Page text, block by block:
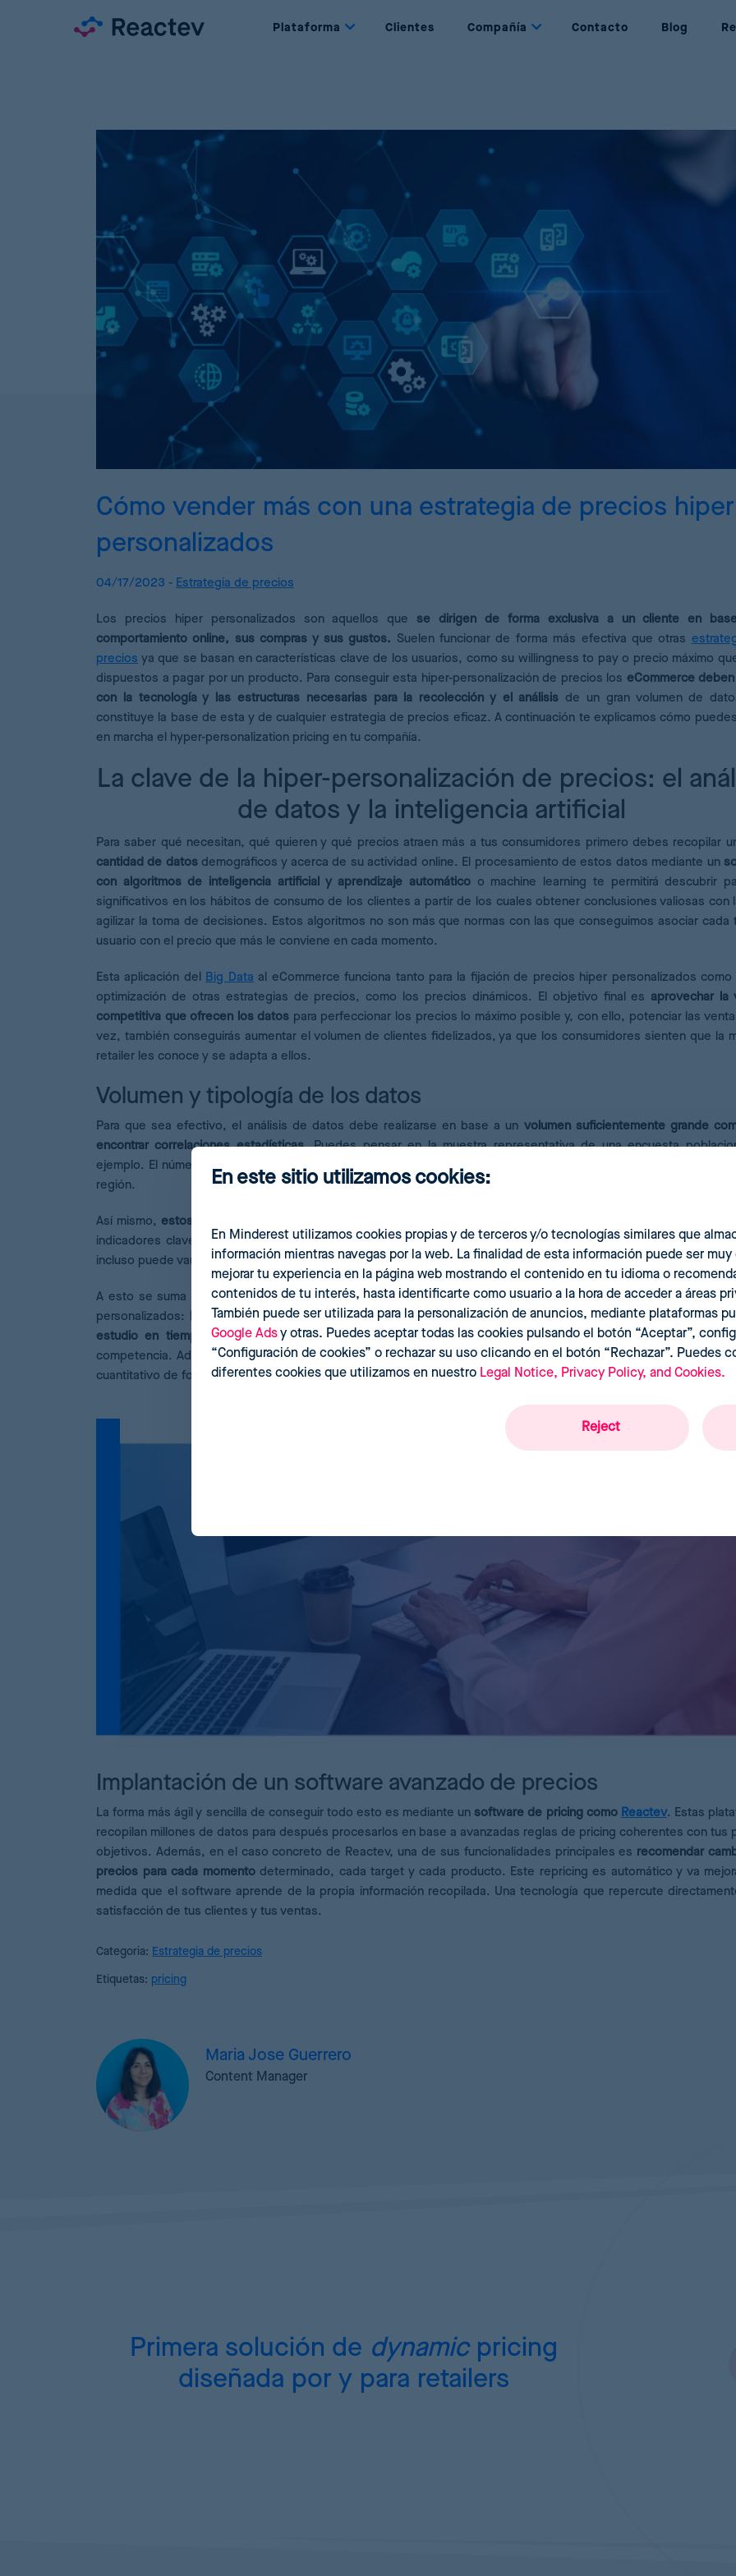
Plataforma
Price Management
Price Optimization
Maximización de ventas y beneficios mediante
AI
Promotion Optimization
Diseño de promociones exitosas y rentables
Price Strategy Simulation
Simulación de estrategias con AI
Pricing Analytics
Dashboard de KPIs de pricing
Demand Forecasting
Clientes Compañía
Partners
Be part of Reactev
Contacto Blog
Cómo vender más con una estrategia de precios hiper
personalizados
04/17/2023 - Estrategia de precios
Los precios hiper personalizados son aquellos que se dirigen de forma exclusiva a un cliente en
comportamiento online, sus compras y sus gustos. Suelen funcionar de forma más efectiva que otras
precios ya que se basan en características clave de los usuarios, como su willingness to pay o precio máximo
dispuestos a pagar por un producto. Para conseguir esta hiper-personalización de precios los eCommerce
con la tecnología y las estructuras necesarias para la recolección y el análisis de un gran volumen de
constituye la base de esta y de cualquier estrategia de precios eficaz. A continuación te explicamos cómo
en marcha el hyper-personalization pricing en tu compañía.
La clave de la hiper-personalización de precios: el
de datos y la inteligencia artificial
Para saber qué necesitan, qué quieren y qué precios atraen más a tus consumidores primero debes recopilar
cantidad de datosdemográficos y acerca de su actividad online. El procesamiento de estos datos mediante un
con algoritmos de inteligencia artificial y aprendizaje automático o machine learning te permitirá descubrir
significativos en los hábitos de consumo de los clientes a partir de los cuales obtener conclusiones valiosas con
agilizar la toma de decisiones. Estos algoritmos no son más que normas con las que conseguimos asociar cada
usuario con el precio que más le conviene en cada momento.
Esta aplicación del Big Data al eCommerce funciona tanto para la fijación de precios hiper personalizados como
optimización de otras estrategias de precios, como los precios dinámicos. El objetivo final es aprovechar la
competitiva que ofrecen los datos para perfeccionar los precios lo máximo posible y, con ello, potenciar las
vez, también conseguirás aumentar el volumen de clientes fidelizados, ya que los consumidores sienten que la
retailer les conoce y se adapta a ellos.
Volumen y tipología de los datos
Para que sea efectivo, el análisis de datos debe realizarse en base a un volumen suficientemente grande
encontrar correlaciones estadísticas. Puedes pensar en la muestra representativa de una encuesta
ejemplo. El número debe ser el adecuado para poder extrapolar las conclusiones a los ciudadanos de una
región.
Así mismo, estos datos deben ser variados,
indicadores clave más coherentes con tus objetivos de crecimiento, como el ya mencionadowillingness to
incluso puede variar de un momento a otro según la situación personal y del mercado.
A esto se suma otro factor clave para poder obtener el mayor beneficio del Big Data aplicado al pricing y los
personalizados:
la velocidad. Esta recogida y análisis de datos debe ser lomás rápida posible para
estudio en tiempo realque nos permite reaccionar a los cambios en el mercado antes que las
competencia. Además de tener que realizarlo de forma continuada en el tiempo, no basta con llevar a cabo un
cuantitativo de forma puntual, como puede ocurrir con un estudio de mercado.
Implantación de un software avanzado de precios
La forma más ágil y sencilla de conseguir todo esto es mediante un software de pricing como Reactev. Estas
recopilan millones de datos para después procesarlos en base a avanzadas reglas de pricing coherentes con tus
objetivos. Además, en el caso concreto de Reactev, una de sus funcionalidades principales es recomendar
precios para cada momento determinado, cada target y cada producto. Este repricing es automático y va
medida que el software aprende de la propia información recopilada. Una tecnología que repercute
satisfacción de tus clientes y tus ventas.
Categoria: Estrategia de precios
Etiquetas: pricing
Maria Jose Guerrero
Content Manager
Primera solución de dynamicpricing
diseñada por y para retailers
En este sitio utilizamos cookies:
En Minderest utilizamos cookies propias y de terceros y/o tecnologías similares que
información mientras navegas por la web. La finalidad de esta información puede ser
mejorar tu experiencia en la página web mostrando el contenido en tu idioma o
contenidos de tu interés, hasta identificarte como usuario a la hora de acceder a áreas
También puede ser utilizada para la personalización de anuncios, mediante plataformas
Google Adsy otras. Puedes aceptar todas las cookies pulsando el botón “Aceptar”,
“Configuración de cookies” o rechazar su uso clicando en el botón “Rechazar”. Puedes
diferentes cookies que utilizamos en nuestro Legal Notice, Privacy Policy, and Cookies.
Reject